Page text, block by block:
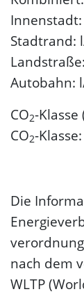
Stadtrand:
Autobahn:
CO2-
CO2-Klasse:
Die
nach dem
WLTP